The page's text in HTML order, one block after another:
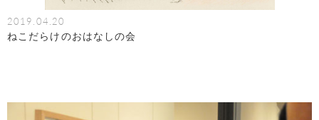
2019.04.20
ねこだらけのおはなしの会